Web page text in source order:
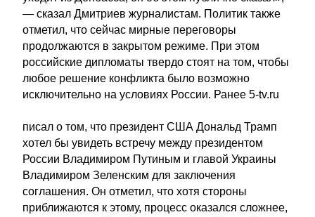
— сказал Дмитриев журналистам. Политик также
отметил, что сейчас мирные переговоры
продолжаются в закрытом режиме. При этом
российские дипломаты твердо стоят на том, чтобы
любое решение конфликта было возможно
исключительно на условиях России. Ранее 5-tv.ru
писал о том, что президент США Дональд Трамп
хотел бы увидеть встречу между президентом
России Владимиром Путиным и главой Украины
Владимиром Зеленским для заключения
соглашения. Он отметил, что хотя стороны
приближаются к этому, процесс оказался сложнее,